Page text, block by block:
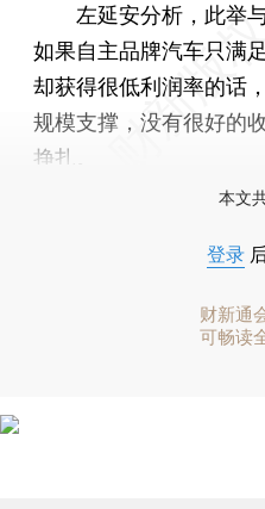
左延安分析，此举与
如果自主品牌汽车只满
却获得很低利润率的话
规模支撑，没有很好的
挣扎。
本文
登录
财新通
可畅读